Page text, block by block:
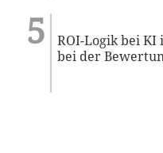
ROI-Logik bei
bei der